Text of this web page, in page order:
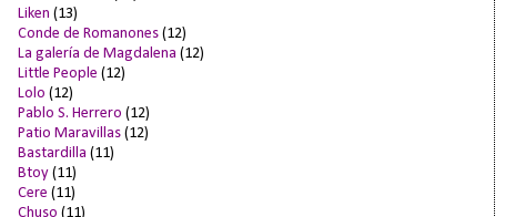
Liken (13)
Conde de Romanones (12)
La galería de Magdalena (12)
Little People (12)
Lolo (12)
Pablo S. Herrero (12)
Patio Maravillas (12)
Bastardilla (11)
Btoy (11)
Cere (11)
Chuso (11)